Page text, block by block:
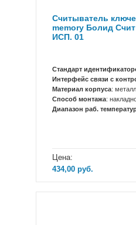
Считыватель
memory Болид
ИСП. 01
Стандарт
Интерфейс связи с
Материал корпуса: металл
Способ монтажа:
Диапазон раб.
Цена:
434,00 руб.